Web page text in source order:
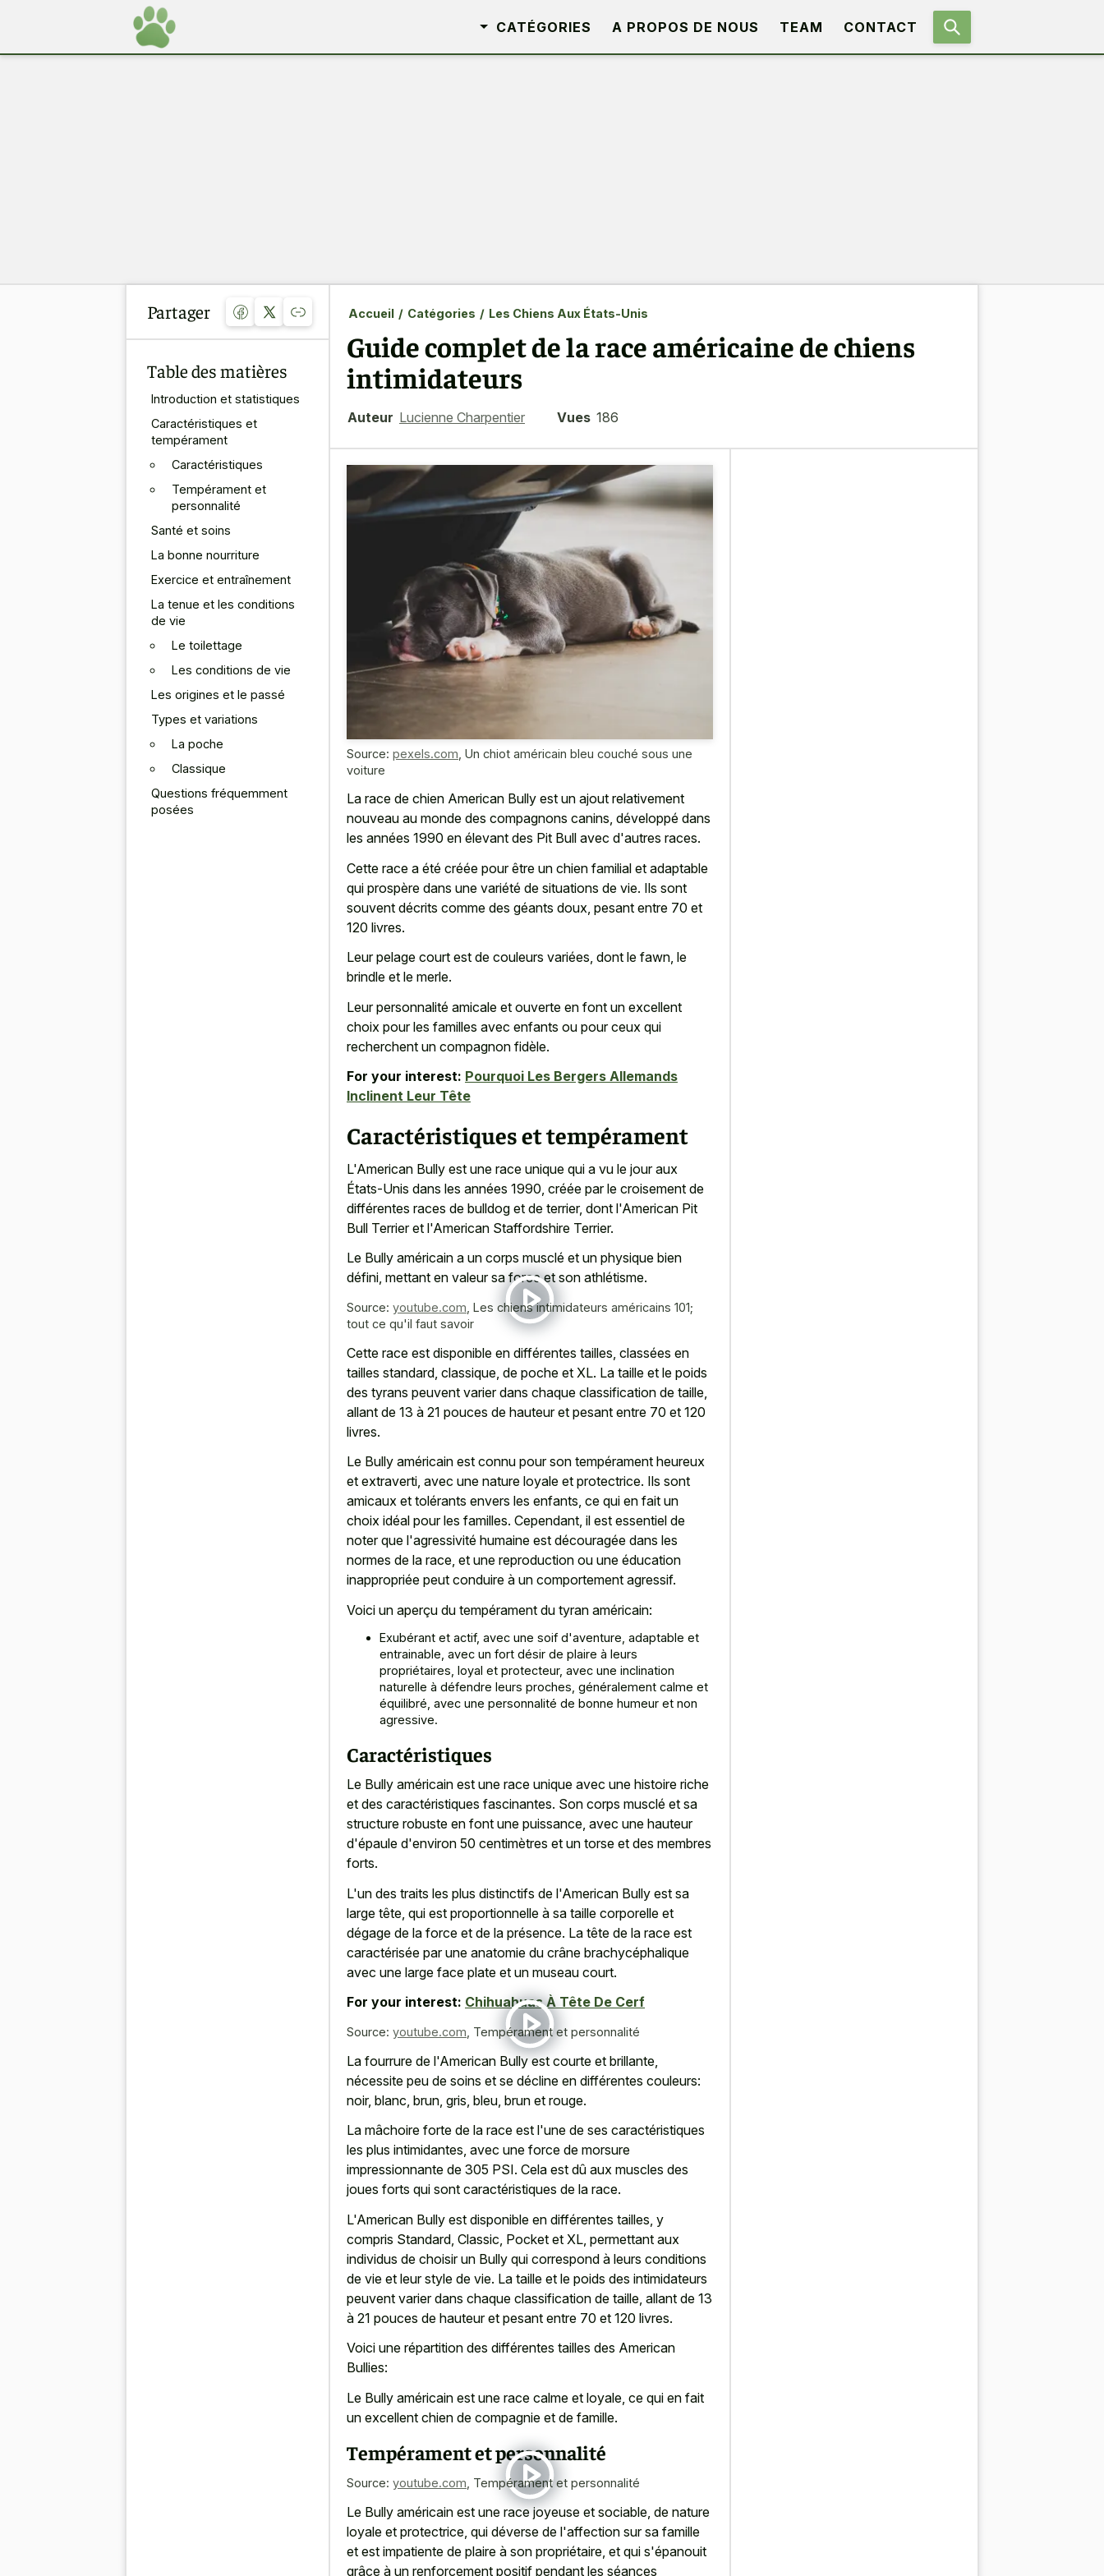
CATÉGORIES A PROPOS DE NOUS TEAM CONTACT
Partager
Table des matières
Introduction et statistiques
Caractéristiques et
tempérament
Caractéristiques
Tempérament et
personnalité
Santé et soins
La bonne nourriture
Exercice et entraînement
La tenue et les conditions
de vie
Le toilettage
Les conditions de vie
Les origines et le passé
Types et variations
La poche
Classique
Questions fréquemment
posées
Accueil / Catégories / Les Chiens Aux États-Unis
Guide complet de la race américaine de chiens
intimidateurs
Auteur Lucienne Charpentier Vues 186
Source: pexels.com Un chiot américain bleu couché sous une
voiture
La race de chien American Bully est un ajout relativement
nouveau au monde des compagnons canins, développé dans
les années 1990 en élevant des Pit Bull avec d'autres races.
Cette race a été créée pour être un chien familial et adaptable
qui prospère dans une variété de situations de vie. Ils sont
souvent décrits comme des géants doux, pesant entre 70 et
120 livres.
Leur pelage court est de couleurs variées, dont le fawn, le
brindle et le merle.
Leur personnalité amicale et ouverte en font un excellent
choix pour les familles avec enfants ou pour ceux qui
recherchent un compagnon fidèle.
For your interest: Pourquoi Les Bergers Allemands
Inclinent Leur Tête
Caractéristiques et tempérament
L'American Bully est une race unique qui a vu le jour aux
États-Unis dans les années 1990, créée par le croisement de
différentes races de bulldog et de terrier, dont l'American Pit
Bull Terrier et l'American Staffordshire Terrier.
Le Bully américain a un corps musclé et un physique bien
défini, mettant en valeur sa force et son athlétisme.
Source: youtube.com Les chiens intimidateurs américains 101;
tout ce qu'il faut savoir
Cette race est disponible en différentes tailles, classées en
tailles standard, classique, de poche et XL. La taille et le poids
des tyrans peuvent varier dans chaque classification de taille,
allant de 13 à 21 pouces de hauteur et pesant entre 70 et 120
livres.
Le Bully américain est connu pour son tempérament heureux
et extraverti, avec une nature loyale et protectrice. Ils sont
amicaux et tolérants envers les enfants, ce qui en fait un
choix idéal pour les familles. Cependant, il est essentiel de
noter que l'agressivité humaine est découragée dans les
normes de la race, et une reproduction ou une éducation
inappropriée peut conduire à un comportement agressif.
Voici un aperçu du tempérament du tyran américain:
Exubérant et actif, avec une soif d'aventure, adaptable et
entrainable, avec un fort désir de plaire à leurs
propriétaires, loyal et protecteur, avec une inclination
naturelle à défendre leurs proches, généralement calme et
équilibré, avec une personnalité de bonne humeur et non
agressive.
Caractéristiques
Le Bully américain est une race unique avec une histoire riche
et des caractéristiques fascinantes. Son corps musclé et sa
structure robuste en font une puissance, avec une hauteur
d'épaule d'environ 50 centimètres et un torse et des membres
forts.
L'un des traits les plus distinctifs de l'American Bully est sa
large tête, qui est proportionnelle à sa taille corporelle et
dégage de la force et de la présence. La tête de la race est
caractérisée par une anatomie du crâne brachycéphalique
avec une large face plate et un museau court.
For your interest: Chihuahuas À Tête De Cerf
Source: youtube.com Tempérament et personnalité
La fourrure de l'American Bully est courte et brillante,
nécessite peu de soins et se décline en différentes couleurs:
noir, blanc, brun, gris, bleu, brun et rouge.
La mâchoire forte de la race est l'une de ses caractéristiques
les plus intimidantes, avec une force de morsure
impressionnante de 305 PSI. Cela est dû aux muscles des
joues forts qui sont caractéristiques de la race.
L'American Bully est disponible en différentes tailles, y
compris Standard, Classic, Pocket et XL, permettant aux
individus de choisir un Bully qui correspond à leurs conditions
de vie et leur style de vie. La taille et le poids des intimidateurs
peuvent varier dans chaque classification de taille, allant de 13
à 21 pouces de hauteur et pesant entre 70 et 120 livres.
Voici une répartition des différentes tailles des American
Bullies:
Le Bully américain est une race calme et loyale, ce qui en fait
un excellent chien de compagnie et de famille.
Tempérament et personnalité
Source: youtube.com Tempérament et personnalité
Le Bully américain est une race joyeuse et sociable, de nature
loyale et protectrice, qui déverse de l'affection sur sa famille
et est impatiente de plaire à son propriétaire, et qui s'épanouit
grâce à un renforcement positif pendant les séances